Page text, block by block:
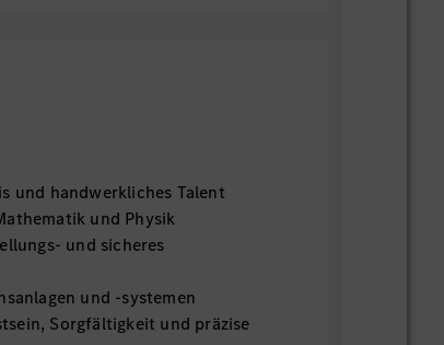
und handwerkliches Talent
und Physik
und sicheres
und -systemen
Sorgfältigkeit und präzise